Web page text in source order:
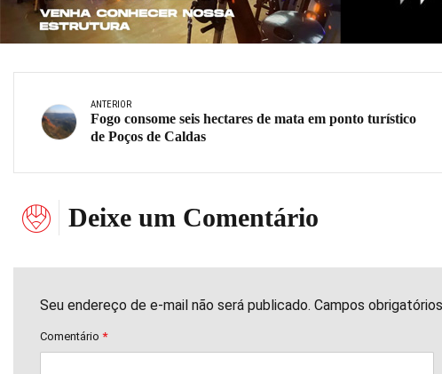
ANTERIOR
Fogo consome seis hectares de mata em ponto turístico
de Poços de Caldas
Deixe um Comentário
Seu endereço de e-mail não será publicado. Campos
Comentário *